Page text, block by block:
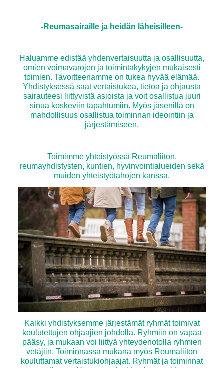
-Reumasairaille ja heidän läheisilleen-
Haluamme edistää yhdenvertaisuutta ja osallisuutta,
omien voimavarojen ja toimintakykyjen mukaisesti
toimien. Tavoitteenamme on tukea hyvää elämää.
Yhdistyksessä saat vertaistukea, tietoa ja ohjausta
sairauteesi liittyvistä asioista ja voit osallistua juuri
sinua koskeviin tapahtumiin. Myös jäsenillä on
mahdollisuus osallistua toiminnan ideointiin ja
järjestämiseen.
Toimimme yhteistyössä Reumaliiton,
reumayhdistysten, kuntien, hyvinvointialueiden sekä
muiden yhteistyötahojen kanssa.
Kaikki yhdistyksemme järjestämät ryhmät toimivat
koulutettujen ohjaajien johdolla. Ryhmiin on vapaa
pääsy, ja mukaan voi liittyä yhteydenotolla ryhmien
vetäjiin. Toiminnassa mukana myös Reumaliiton
kouluttamat vertaistukiohjaajat. Ryhmät ja toiminnat